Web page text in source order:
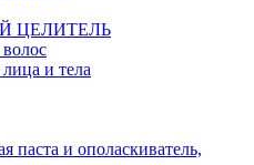
ЦЕЛИТЕЛЬ
и тела
паста и ополаскиватель,